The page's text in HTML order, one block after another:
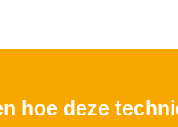
hoe deze